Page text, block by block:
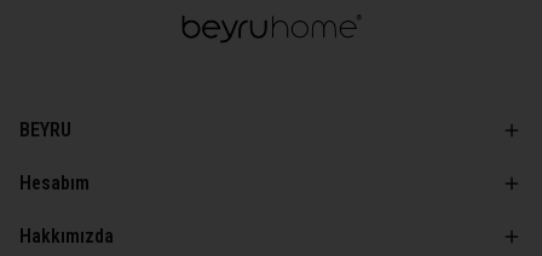
BEYRU
Hesabım
Hakkımızda